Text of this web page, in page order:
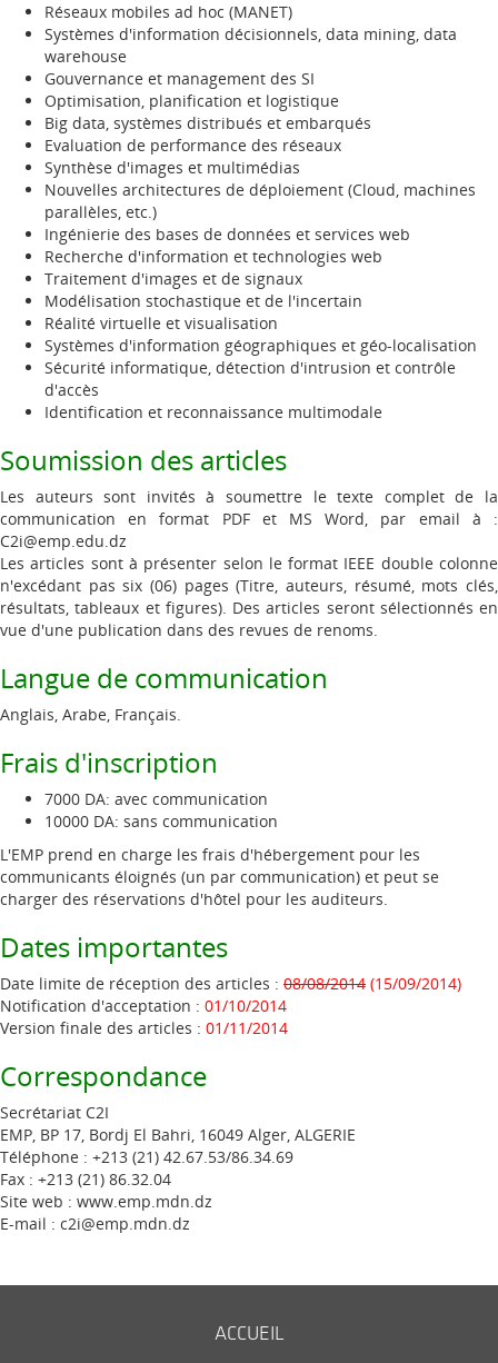
Réseaux mobiles ad hoc (MANET)
Systèmes d'information décisionnels, data mining, data
warehouse
Gouvernance et management des SI
Optimisation, planification et logistique
Big data, systèmes distribués et embarqués
Evaluation de performance des réseaux
Synthèse d'images et multimédias
Nouvelles architectures de déploiement (Cloud, machines
parallèles, etc.)
Ingénierie des bases de données et services web
Recherche d'information et technologies web
Traitement d'images et de signaux
Modélisation stochastique et de l'incertain
Réalité virtuelle et visualisation
Systèmes d'information géographiques et géo-localisation
Sécurité informatique, détection d'intrusion et contrôle
d'accès
Identification et reconnaissance multimodale
Soumission des articles
Les auteurs sont invités à soumettre le texte complet de la
communication en format PDF et MS Word, par email à :
C2i@emp.edu.dz
Les articles sont à présenter selon le format IEEE double colonne
n'excédant pas six (06) pages (Titre, auteurs, résumé, mots clés,
résultats, tableaux et figures). Des articles seront sélectionnés en
vue d'une publication dans des revues de renoms.
Langue de communication
Anglais, Arabe, Français.
Frais d'inscription
7000 DA: avec communication
10000 DA: sans communication
L'EMP prend en charge les frais d'hébergement pour les
communicants éloignés (un par communication) et peut se
charger des réservations d'hôtel pour les auditeurs.
Dates importantes
Date limite de réception des articles : 08/08/2014 (15/09/2014)
Notification d'acceptation : 01/10/2014
Version finale des articles : 01/11/2014
Correspondance
Secrétariat C2I
EMP, BP 17, Bordj El Bahri, 16049 Alger, ALGERIE
Téléphone : +213 (21) 42.67.53/86.34.69
Fax : +213 (21) 86.32.04
Site web : www.emp.mdn.dz
E-mail : c2i@emp.mdn.dz
ACCUEIL